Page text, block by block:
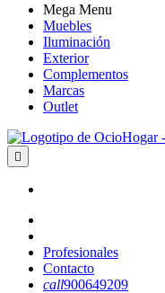
Mega Menu
Muebles
Iluminación
Exterior
Complementos
Marcas
Outlet

Profesionales
Contacto
call900649209